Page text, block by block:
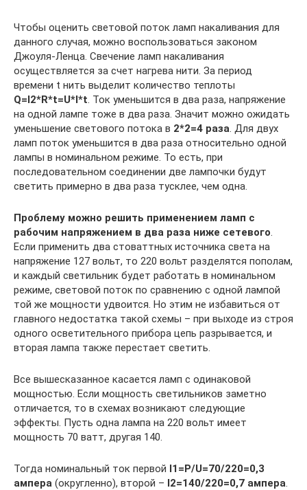
Чтобы оценить световой поток ламп накаливания для
данного случая, можно воспользоваться законом
Джоуля-Ленца. Свечение ламп накаливания
осуществляется за счет нагрева нити. За период
времени t нить выделит количество теплоты
Q=I2*R*t=U*I*t. Ток уменьшится в два раза, напряжение
на одной лампе тоже в два раза. Значит можно ожидать
уменьшение светового потока в 2*2=4 раза. Для двух
ламп поток уменьшится в два раза относительно одной
лампы в номинальном режиме. То есть, при
последовательном соединении две лампочки будут
светить примерно в два раза тусклее, чем одна.
Проблему можно решить применением ламп с
рабочим напряжением в два раза ниже сетевого.
Если применить два стоваттных источника света на
напряжение 127 вольт, то 220 вольт разделятся пополам,
и каждый светильник будет работать в номинальном
режиме, световой поток по сравнению с одной лампой
той же мощности удвоится. Но этим не избавиться от
главного недостатка такой схемы – при выходе из строя
одного осветительного прибора цепь разрывается, и
вторая лампа также перестает светить.
Все вышесказанное касается ламп с одинаковой
мощностью. Если мощность светильников заметно
отличается, то в схемах возникают следующие
эффекты. Пусть одна лампа на 220 вольт имеет
мощность 70 ватт, другая 140.
Тогда номинальный ток первой I1=P/U=70/220=0,3
ампера (округленно), второй – I2=140/220=0,7 ампера.